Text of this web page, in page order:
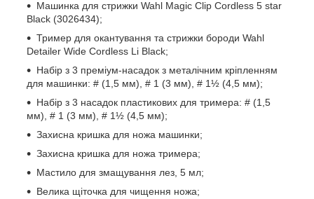
Машинка для стрижки Wahl Magic Clip Cordless 5 star
Black (3026434);
Тример для окантування та стрижки бороди Wahl
Detailer Wide Cordless Li Black;
Набір з 3 преміум-насадок з металічним кріпленням
для машинки: # (1,5 мм), # 1 (3 мм), # 1½ (4,5 мм);
Набір з 3 насадок пластикових для тримера: # (1,5
мм), # 1 (3 мм), # 1½ (4,5 мм);
Захисна кришка для ножа машинки;
Захисна кришка для ножа тримера;
Мастило для змащування лез, 5 мл;
Велика щіточка для чищення ножа;